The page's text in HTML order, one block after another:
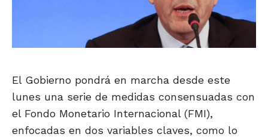
El Gobierno pondrá en marcha desde este
lunes una serie de medidas consensuadas con
el Fondo Monetario Internacional (FMI),
enfocadas en dos variables claves, como lo